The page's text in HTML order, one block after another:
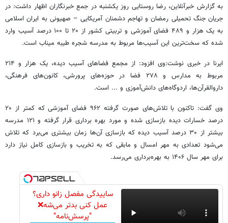
به گزارش خبرآنلاین، رضا روستایی روز یکشنبه در جمع خبرنگاران اظهار داشت: در
جریان جنگ تحمیلی رمضان و تهاجم دشمنان آمریکایی – صهیونی به ایران اسلامی
به یک هزار و ۴۸۹ فضای آموزشی و تربیتی کشور از ۲۰ تا ۱۰۰ درصد آسیب وارد
شده که سخت‌ترین این آسیب‌ها مربوط به مدرسه شجره طیبه میناب است.
ایرنا در خبری نوشت:وی افزود: از مجمع فضاهای آسیب دیده، یک هزار و ۲۱۴
مربوط به مدارس و ۲۷۸ فضا در حوزه‌های پرورشی، کانون‌های فرهنگی،
داروالقرآن‌ها، اردوگاه‌های دانش‌آموزی و ... است.
وی گفت: تاکنون با تلاش‌های صورت گرفته ۹۶۲ فضای آموزشی که کمتر از ۲۰
درصد خسارات دیده بازسازی شده و مورد بهره برداری قرار گرفته و ۱۲۱ مدرسه
بیشتر از ۳۰ درصد آسیب دیده که بازسازی آن‌ها زمان بیشتری می‌برد که تلاش
می‌شود تعدادی به مهر امسال و مابقی که به تخریب و بازسازی کامل نیاز دارد
برای مهر سال ۱۴۰۶ به بهره‌برداری می‌رسد.
ساییدگی مفصل زانو داری؟
عمل کنی بدتر می‌شه❌
"پرسش‌نامه"